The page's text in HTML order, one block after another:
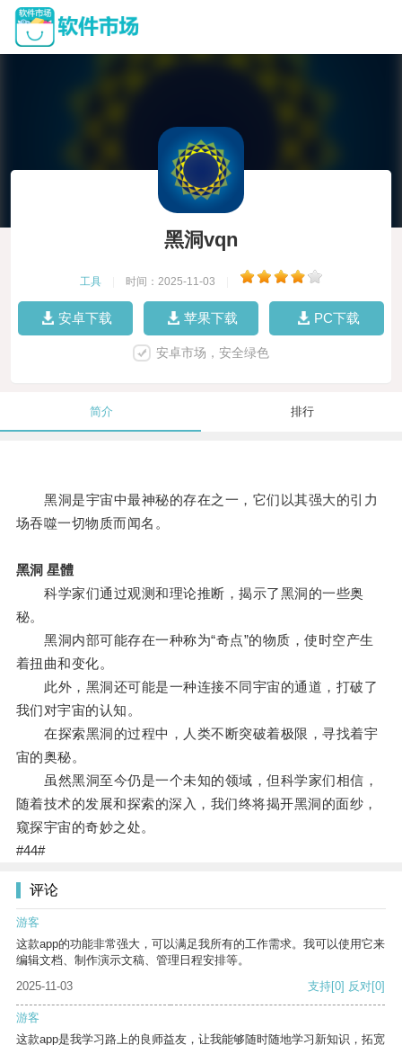
黑洞vqn
工具 时间：2025-11-03
安卓下载 苹果下载 PC下载
安卓市场，安全绿色
简介 排行
黑洞是宇宙中最神秘的存在之一，它们以其强大的引力
场吞噬一切物质而闻名。
黑洞 星體
科学家们通过观测和理论推断，揭示了黑洞的一些奥
秘。
黑洞内部可能存在一种称为“奇点”的物质，使时空产生
着扭曲和变化。
此外，黑洞还可能是一种连接不同宇宙的通道，打破了
我们对宇宙的认知。
在探索黑洞的过程中，人类不断突破着极限，寻找着宇
宙的奥秘。
虽然黑洞至今仍是一个未知的领域，但科学家们相信，
随着技术的发展和探索的深入，我们终将揭开黑洞的面纱，
窥探宇宙的奇妙之处。
#44#
评论
游客
这款app的功能非常强大，可以满足我所有的工作需求。我可以使用它来
编辑文档、制作演示文稿、管理日程安排等。
2025-11-03
支持[0] 反对[0]
游客
这款app是我学习路上的良师益友，让我能够随时随地学习新知识，拓宽